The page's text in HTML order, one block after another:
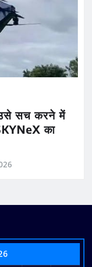
सच करने में
का